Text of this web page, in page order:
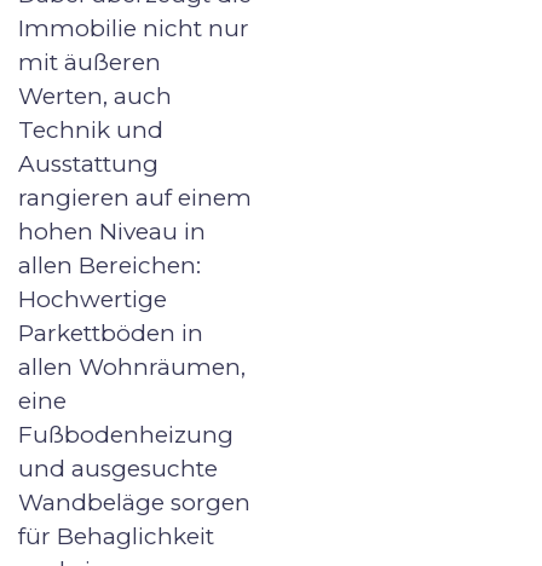
Immobilie nicht nur
mit äußeren
Werten, auch
Technik und
Ausstattung
rangieren auf einem
hohen Niveau in
allen Bereichen:
Hochwertige
Parkettböden in
allen Wohnräumen,
eine
Fußbodenheizung
und ausgesuchte
Wandbeläge sorgen
für Behaglichkeit